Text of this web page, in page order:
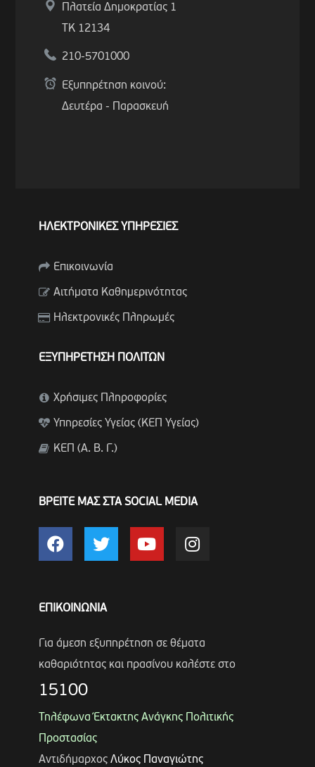
Πλατεία Δημοκρατίας 1
ΤΚ 12134
210-5701000
Εξυπηρέτηση κοινού:
Δευτέρα - Παρασκευή
ΗΛΕΚΤΡΟΝΙΚΕΣ ΥΠΗΡΕΣΙΕΣ
Επικοινωνία
Αιτήματα Καθημερινότητας
Ηλεκτρονικές Πληρωμές
ΕΞΥΠΗΡΕΤΗΣΗ ΠΟΛΙΤΩΝ
Χρήσιμες Πληροφορίες
Υπηρεσίες Υγείας (ΚΕΠ Υγείας)
ΚΕΠ (Α. Β. Γ.)
ΒΡΕΙΤΕ ΜΑΣ ΣΤΑ SOCIAL MEDIA
ΕΠΙΚΟΙΝΩΝΙΑ
Για άμεση εξυπηρέτηση σε θέματα
καθαριότητας και πρασίνου καλέστε στο
15100
Τηλέφωνα Έκτακτης Ανάγκης Πολιτικής
Προστασίας
Αντιδήμαρχος Λύκος Παναγιώτης